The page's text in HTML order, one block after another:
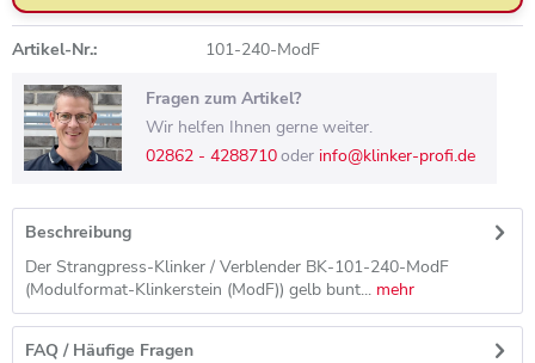
Artikel-Nr.: 101-240-ModF
Fragen zum Artikel?
Wir helfen Ihnen gerne weiter.
02862 - 4288710oder info@klinker-profi.de
Beschreibung
Der Strangpress-Klinker / Verblender BK-101-240-ModF
(Modulformat-Klinkerstein (ModF)) gelb bunt... mehr
FAQ / Häufige Fragen